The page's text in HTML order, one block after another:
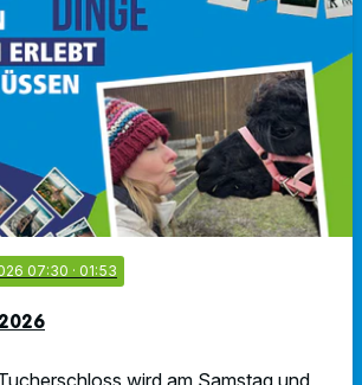
07:30 · 01:53
wird am Samstag und